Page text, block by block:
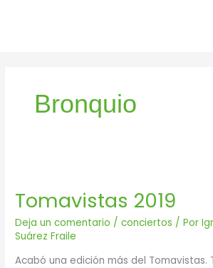
Bronquio
Tomavistas 2019
Deja un comentario /conciertos / Por
Suárez Fraile
Acabó una edición más del Tomavistas.